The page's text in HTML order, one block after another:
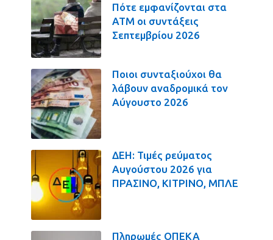
Πότε εμφανίζονται στα
ΑΤΜ οι συντάξεις
Σεπτεμβρίου 2026
Ποιοι συνταξιούχοι θα
λάβουν αναδρομικά τον
Αύγουστο 2026
ΔΕΗ: Τιμές ρεύματος
Αυγούστου 2026 για
ΠΡΑΣΙΝΟ, ΚΙΤΡΙΝΟ, ΜΠΛΕ
Πληρωμές ΟΠΕΚΑ